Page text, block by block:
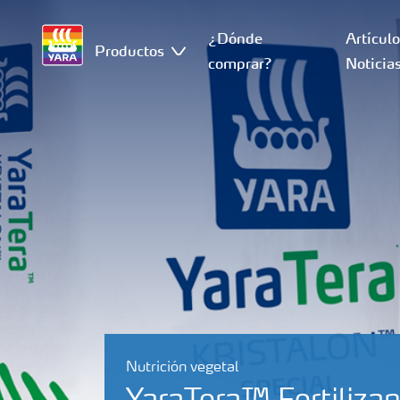
Productos
¿Dónde
comprar?
Nutrición vegetal